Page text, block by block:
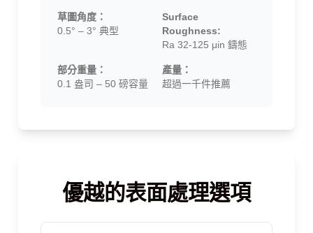
草圖角度：
0.5° – 3° 典型
Surface
Roughness:
Ra 32-125 μin 鑄態
部分重量：
0.1 盎司 – 50 磅容量
產量：
超過一千件推薦
優越的表面處理選項